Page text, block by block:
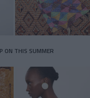
ON THIS SUMMER